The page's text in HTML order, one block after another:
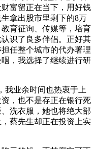
富留正在当下，用好钱
拿出股市里剩下的8万
育征询、传媒等，培育
识了良多伴侣。正好其
任整个城市的代办署理
，我选择了继续进行研
业余时间也热衷于上
，也不是存正在银行死
洗衣服，她也将绝大部
蔡先生却正在投资上实